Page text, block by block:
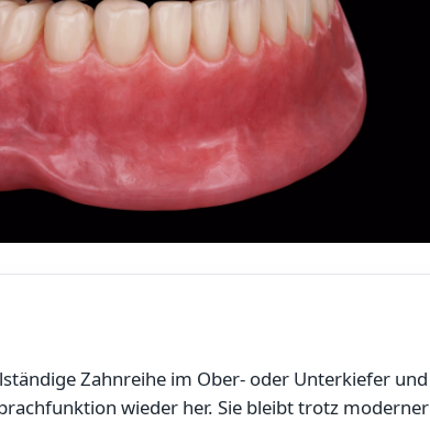
Zahnreihe im Ober- oder Unterkiefer und
wieder her. Sie bleibt trotz moderner